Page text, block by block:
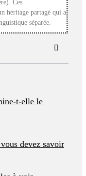
Ces
héritage partagé qui a
séparée.
t-elle le
devez savoir